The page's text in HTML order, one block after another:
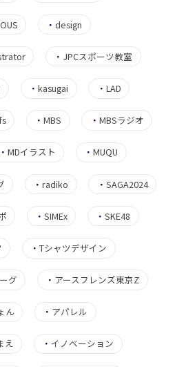
・design
・ JPCスポーツ教室
・kasugai ・ LAD
・MBS ・ MBSラジオ
・MDイラスト ・MUQU
・radiko ・ SAGA2024
・SIMEx ・SKE48
・Tシャツデザイン
グ ・ アースフレンズ東京Z
ん ・ アパレル
え ・ イノベーション